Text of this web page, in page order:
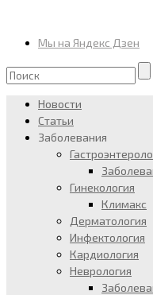
Мы на Яндекс Дзен
Новости
Статьи
Заболевания
Гинекология
Климакс
Дерматология
Инфектология
Кардиология
Неврология